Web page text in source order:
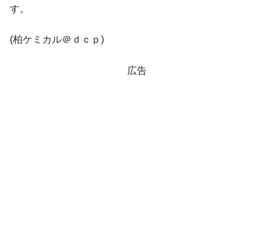
す。
(柏ケミカル＠ｄｃｐ)
広告